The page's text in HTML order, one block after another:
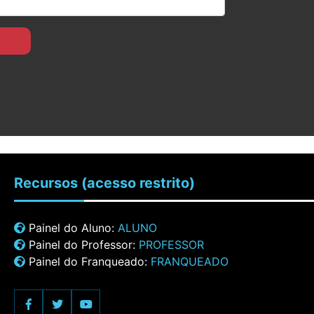
Recursos (acesso restrito)
Painel do Aluno: ALUNO
Painel do Professor: PROFESSOR
Painel do Franqueado: FRANQUEADO